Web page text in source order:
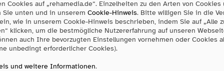
sind Sie immer auf dem
Produkte informiert werden oder einfach immer auf dem
freuen wir uns, wenn Sie sich zu unserem Newsletter
Cookies auf „rehamedia.de“. Einzelheiten zu den Arten von Cookies
Sie unten und in unserem Cookie-Hinweis. Bitte willigen Sie in die
wie in unserem Cookie-Hinweis beschrieben, indem Sie auf „Alle
klicken, um die bestmögliche Nutzererfahrung auf unseren
auch Ihre bevorzugten Einstellungen vornehmen oder Cookies
unbedingt erforderlicher Cookies).
und weitere Informationen.